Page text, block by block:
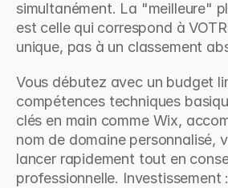
simultanément. La "meilleure"
est celle qui correspond à
unique, pas à un classement
Vous débutez avec un budget
compétences techniques
clés en main comme Wix,
nom de domaine personnalisé,
lancer rapidement tout en
professionnelle. Investissement